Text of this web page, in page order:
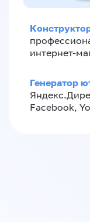
интернет-
Генератор
Facebook,